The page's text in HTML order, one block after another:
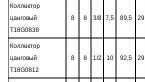
Коллектор
цанговый
T18G0838
8 8 3/8 7,5 89,5 29
Коллектор
цанговый
T18G0812
8 8 1/2 10 92,5 29